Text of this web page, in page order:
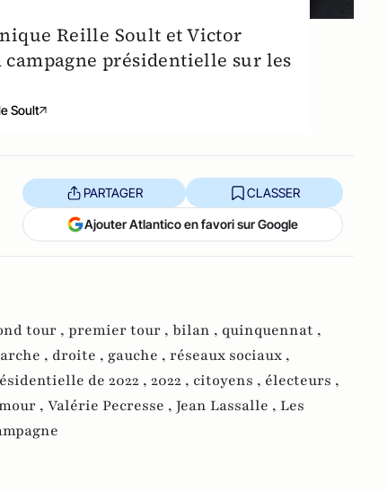
Reille Soult et Victor
présidentielle sur les
Soult
PARTAGER CLASSER
Ajouter Atlantico en favori sur Google
tour , premier tour , bilan , quinquennat ,
, droite , gauche , réseaux sociaux ,
de 2022 , 2022 , citoyens , électeurs ,
, Valérie Pecresse , Jean Lassalle , Les